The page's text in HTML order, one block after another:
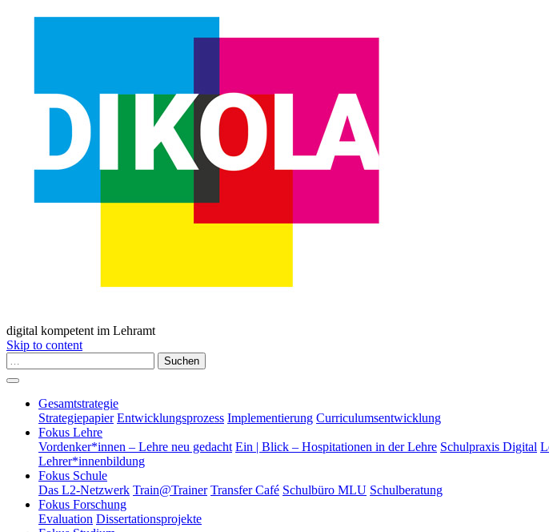
digital kompetent im Lehramt
Skip to content
Suchen
Gesamtstrategie
Strategiepapier Entwicklungsprozess Implementierung Curriculumsentwicklung
Fokus Lehre
Vordenker*innen – Lehre neu gedacht Ein | Blick – Hospitationen in der Lehre Schulpraxis Digital
Lehrer*innenbildung
Fokus Schule
Das L2-Netzwerk Train@Trainer Transfer Café Schulbüro MLU Schulberatung
Fokus Forschung
Evaluation Dissertationsprojekte